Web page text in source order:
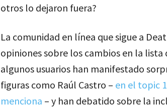
otros lo dejaron fuera?
La comunidad en línea que sigue a
opiniones sobre los cambios en la lista
algunos usuarios han manifestado
figuras como Raúl Castro – en el topic
menciona – y han debatido sobre la